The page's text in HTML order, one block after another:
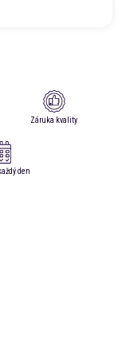
Záruka kvality
den